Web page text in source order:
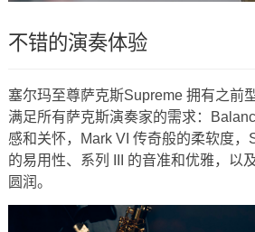
不错的演奏体验
塞尔玛至尊萨克斯Supreme 拥有之前
满足所有萨克斯演奏家的需求：
感和关怀，Mark VI 传奇般的柔软度，
的易用性、系列 III 的音准和优雅，以
圆润。